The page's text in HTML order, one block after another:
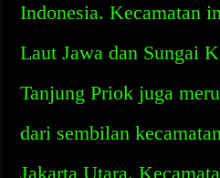
Indonesia. Kecamatan
Laut Jawa dan Sungai
Tanjung Priok juga
dari sembilan
Jakarta Utara.